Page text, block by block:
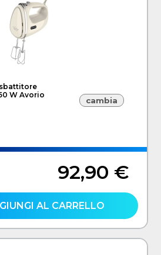
sbattitore
W Avorio
cambia
92,90 €
AL CARRELLO